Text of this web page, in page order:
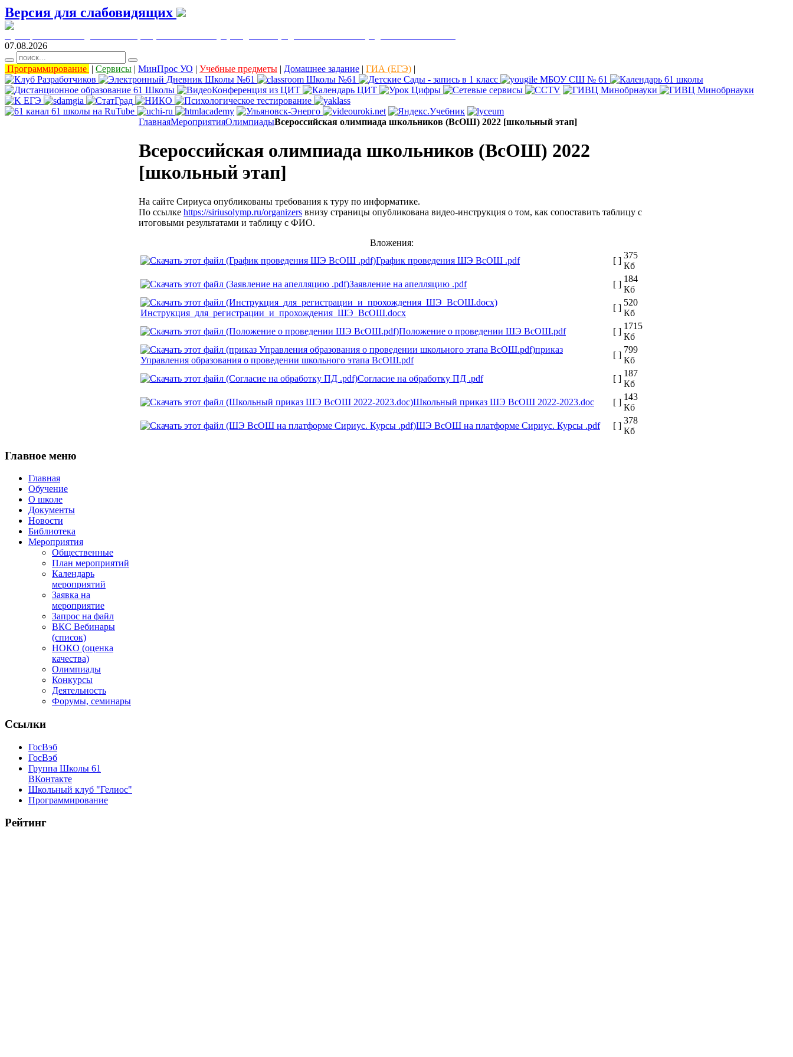
Версия для слабовидящих
07.08.2026
Программирование | Сервисы | МинПрос УО | Учебные предметы | Домашнее задание | ГИА (ЕГЭ) |
ГлавнаяМероприятияОлимпиадыВсероссийская олимпиада школьников (ВсОШ) 2022 [школьный этап]
Всероссийская олимпиада школьников (ВсОШ) 2022
[школьный этап]
На сайте Сириуса опубликованы требования к туру по информатике.
По ссылке https://siriusolymp.ru/organizers внизу страницы опубликована видео-инструкция о том, как сопоставить таблицу с
итоговыми результатами и таблицу с ФИО.
Вложения:
График проведения ШЭ ВсОШ .pdf
[ ]
375
Кб
Заявление на апелляцию .pdf
[ ]
184
Кб
Инструкция_для_регистрации_и_прохождения_ШЭ_ВсОШ.docx
[ ]
520
Кб
Положение о проведении ШЭ ВсОШ.pdf
[ ]
1715
Кб
приказ
Управления образования о проведении школьного этапа ВсОШ.pdf
[ ]
799
Кб
Согласие на обработку ПД .pdf
[ ]
187
Кб
Школьный приказ ШЭ ВсОШ 2022-2023.doc
[ ]
143
Кб
ШЭ ВсОШ на платформе Сириус. Курсы .pdf
[ ]
378
Кб
Главное меню
Главная
Обучение
О школе
Документы
Новости
Библиотека
Мероприятия
Общественные
План мероприятий
Календарь
мероприятий
Заявка на
мероприятие
Запрос на файл
ВКС Вебинары
(список)
НОКО (оценка
качества)
Олимпиады
Конкурсы
Деятельность
Форумы, семинары
Ссылки
ГосВэб
ГосВэб
Группа Школы 61
ВКонтакте
Школьный клуб "Гелиос"
Программирование
Рейтинг